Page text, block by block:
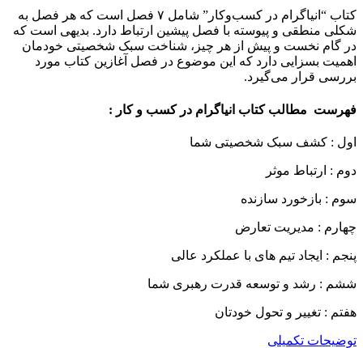
کتاب “انیاگرام در کسب‌وکار” شامل ۷ فصل است که هر فصل به
شکلی منطقی و پیوسته با فصل پیشین ارتباط دارد. بدیهی است که
در گام نخست و پیش از هر چیز، شناخت سبک شخصیتی خودمان
اهمیت بسزایی دارد که این موضوع در فصل آغازین کتاب مورد
بررسی قرار می‌گیرد.
فهرست مطالب کتاب انیاگرام در کسب و کار :
اول : کشف سبک شخصیتی شما
دوم : ارتباط موثر
سوم : بازخورد سازنده
چهارم : مدیریت تعارض
پنجم : ایجاد تیم های با عملکرد عالی
ششم : رشد و توسعه قدرت رهبری شما
هفتم : تغییر و تحول خودتان
توضیحات تکمیلی